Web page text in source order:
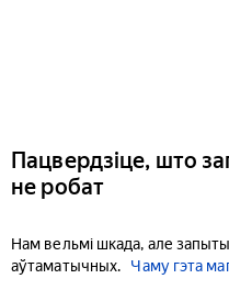
Пацвердзіце, што
не робат
Нам вельмі шкада, але
аўтаматычных.
Чаму гэта